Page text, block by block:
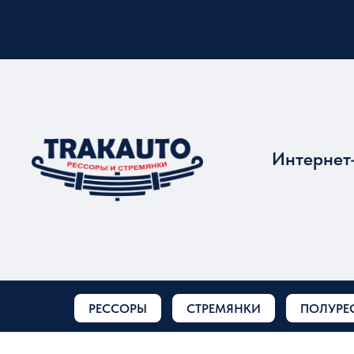
РЕССОРЫ СТРЕМЯНКИ